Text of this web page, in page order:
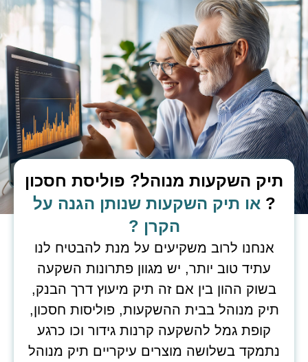
תיק השקעות מנוהל? פוליסת חסכון
?או תיק השקעות שנותן הגנה על
הקרן ?
אנחנו לרוב משקיעים על מנת להבטיח לנו
עתיד טוב יותר, יש מגוון פתרונות השקעה
בשוק ההון בין אם זה תיק מיעוץ דרך הבנק,
תיק מנוהל בבית ההשקעות, פוליסות חסכון,
קופת גמל להשקעה קרנות גידור וכו כרגע
נתמקד בשלושה מוצרים עיקריים תיק מנוהל